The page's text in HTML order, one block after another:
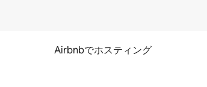
Airbnbでホスティング